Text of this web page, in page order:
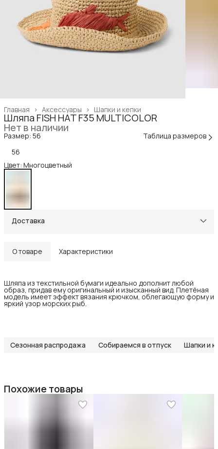
Шапки и кепки
Аксессуары ›
Главная ›
Шляпа FISH HAT F35 MULTICOLOR
Нет в наличии
Размер: 56
Таблица размеров
56
Цвет: Многоцветный
Доставка
О товаре Характеристики
Шляпа из текстильной бумаги идеально дополнит любой
образ, придав ему оригинальный и изысканный вид. Плетёная
модель имеет эффект вязания крючком, облегающую форму и
яркий узор морских рыб.
Сезонная распродажа Собираемся в отпуск Шапки и
Похожие товары